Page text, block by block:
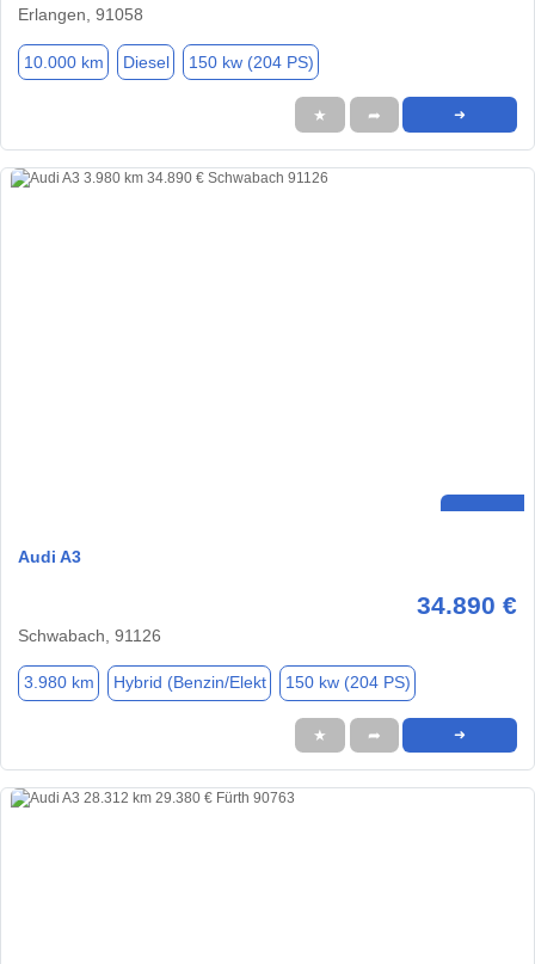
Erlangen, 91058
10.000 km Diesel 150 kw (204 PS)
★ ➦ ➜
Audi A3
34.890 €
Schwabach, 91126
3.980 km Hybrid (Benzin/Elekt 150 kw (204 PS)
★ ➦ ➜